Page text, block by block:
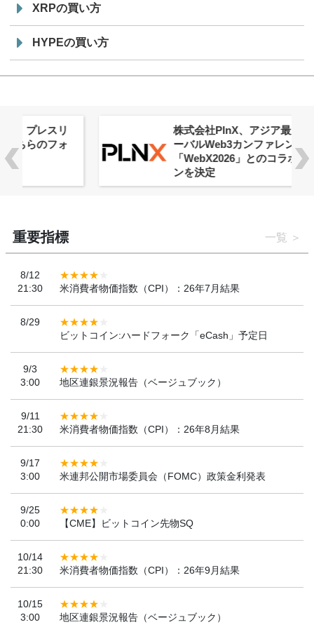
XRPの買い方
HYPEの買い方
株式会社PlnX、アジア最大級のグロ
ーバルWeb3カンファレンス
「WebX2026」とのコラボレーショ
重要指標 一覧
8/12
21:30
米消費者物価指数（CPI）：26年7月結果
8/29
ビットコイン:ハードフォーク「eCash」予定日
9/3
3:00
地区連銀景況報告（ベージュブック）
9/11
21:30
米消費者物価指数（CPI）：26年8月結果
9/17
3:00
米連邦公開市場委員会（FOMC）政策金利発表
9/25
0:00
【CME】ビットコイン先物SQ
10/14
21:30
米消費者物価指数（CPI）：26年9月結果
10/15
3:00
地区連銀景況報告（ベージュブック）